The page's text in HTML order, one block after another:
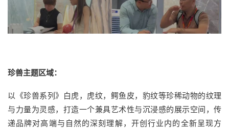
珍兽主题区域：
以《珍兽系列》白虎，虎纹，鳄鱼皮，豹纹等珍稀动物的纹理
与力量为灵感，打造一个兼具艺术性与沉浸感的展示空间，传
递品牌对高端与自然的深刻理解，开创行业内的全新呈现方